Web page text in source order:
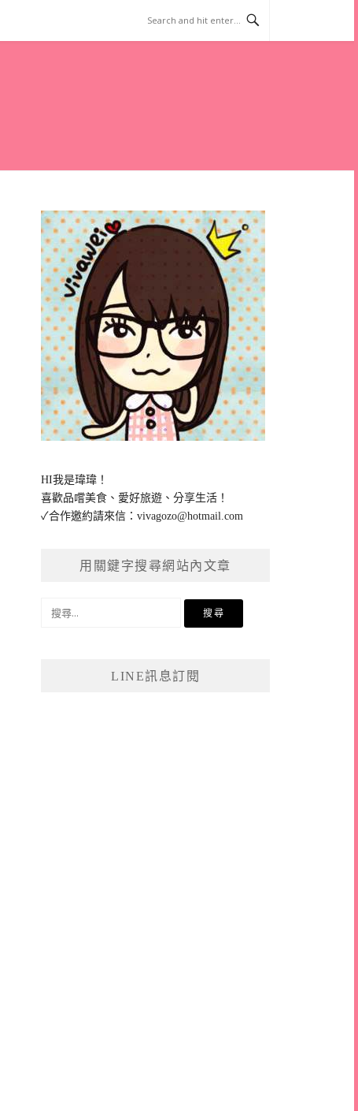
HI我是瑋瑋！
喜歡品嚐美食、愛好旅遊、分享生活！
✓合作邀約請來信：vivagozo@hotmail.com
用關鍵字搜尋網站內文章
LINE訊息訂閱